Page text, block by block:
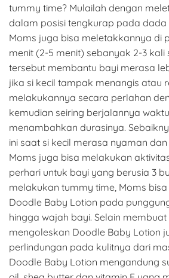
tummy time? Mulailah dengan
dalam posisi tengkurap pada dada
Moms juga bisa meletakkannya di
menit (2-5 menit) sebanyak 2-3 kali
tersebut membantu bayi merasa
jika si kecil tampak menangis atau
melakukannya secara perlahan
kemudian seiring berjalannya
menambahkan durasinya.
ini saat si kecil merasa nyaman
Moms juga bisa melakukan
perhari untuk bayi yang berusia 3
melakukan tummy time, Moms
Doodle Baby Lotion pada
hingga wajah bayi. Selain
mengoleskan Doodle Baby Lotion
perlindungan pada kulitnya dari
Doodle Baby Lotion mengandung